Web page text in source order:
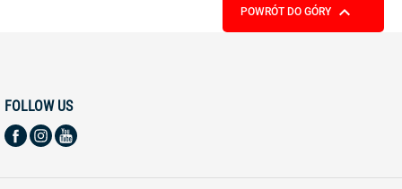
POWRÓT DO GÓRY 
FOLLOW US